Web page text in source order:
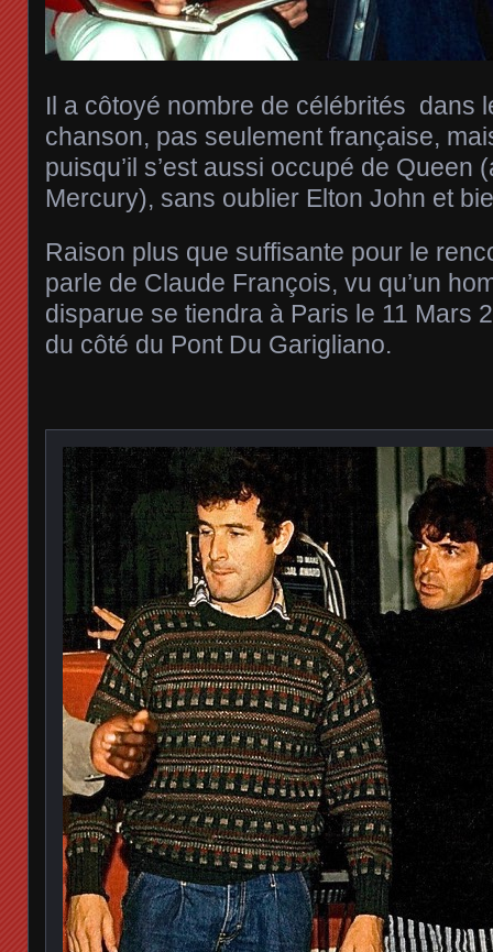
Il a côtoyé nombre de célébrités dans
chanson, pas seulement française,
puisqu’il s’est aussi occupé de Queen
Mercury), sans oublier Elton John et
Raison plus que suffisante pour le
parle de Claude François, vu qu’un
disparue se tiendra à Paris le 11 Mars
du côté du Pont Du Garigliano.